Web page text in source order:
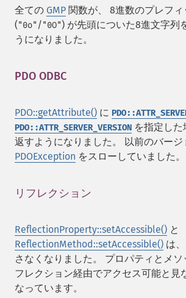
全ての GMP 関数が、 8進数のプレフィ
("0o" /"0O") が先頭についた8進文字列
うになりました。
PDO ODBC
PDO::getAttribute() に
PDO::ATTR_SERVER_VERSION を指定し
返すようになりました。 以前のバージ
PDOException をスローしていました。
リフレクション
ReflectionProperty::setAccessible() と
ReflectionMethod::setAccessible() は
さなくなりました。 プロパティとメソ
フレクション経由でアクセス可能と見
なっています。